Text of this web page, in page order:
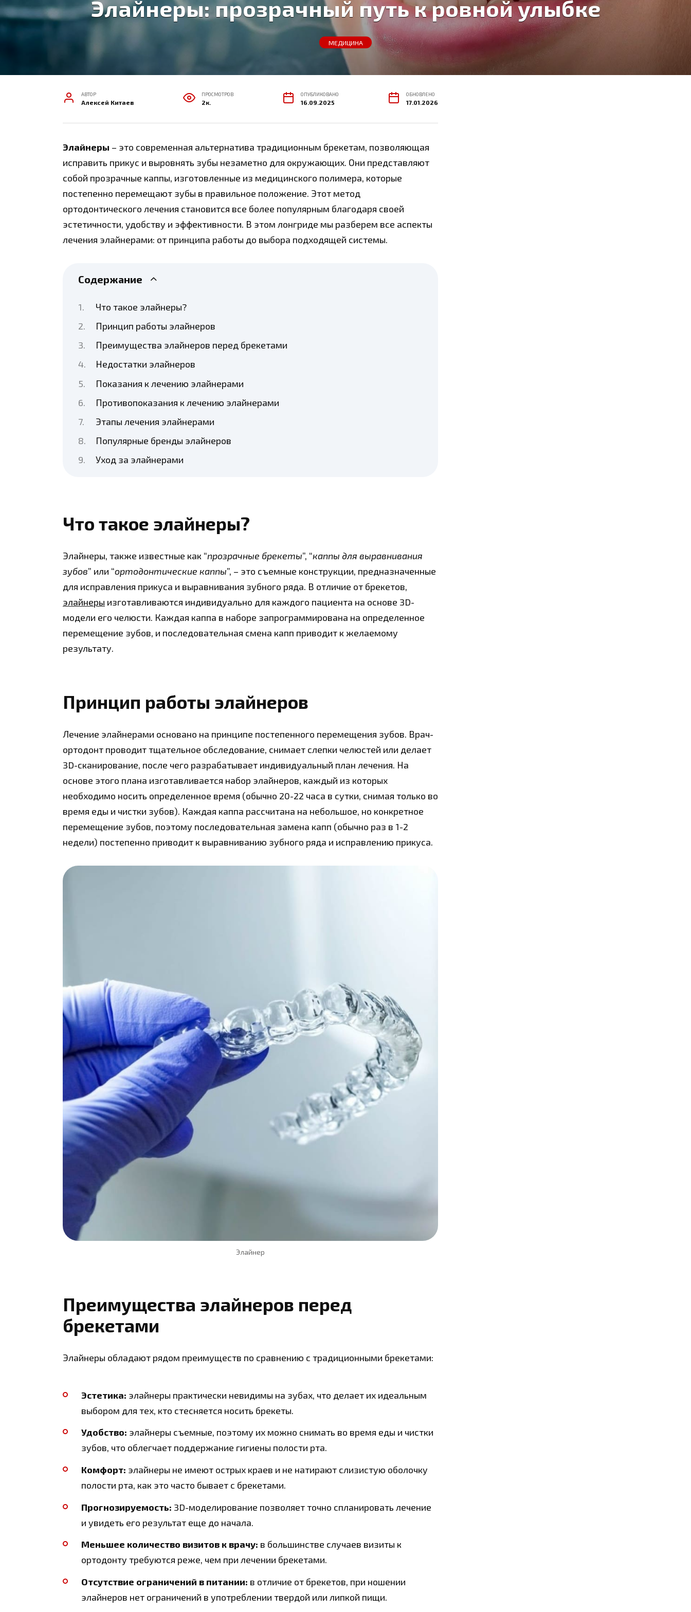
Элайнеры: прозрачный путь к ровной улыбке
МЕДИЦИНА
АВТОР
Алексей Китаев
ПРОСМОТРОВ
2к.
ОПУБЛИКОВАНО
16.09.2025
ОБНОВЛЕНО
17.01.2026
Элайнеры – это современная альтернатива традиционным брекетам, позволяющая
исправить прикус и выровнять зубы незаметно для окружающих. Они представляют
собой прозрачные каппы, изготовленные из медицинского полимера, которые
постепенно перемещают зубы в правильное положение. Этот метод
ортодонтического лечения становится все более популярным благодаря своей
эстетичности, удобству и эффективности. В этом лонгриде мы разберем все аспекты
лечения элайнерами: от принципа работы до выбора подходящей системы.
Содержание
Что такое элайнеры?
Принцип работы элайнеров
Преимущества элайнеров перед брекетами
Недостатки элайнеров
Показания к лечению элайнерами
Противопоказания к лечению элайнерами
Этапы лечения элайнерами
Популярные бренды элайнеров
Уход за элайнерами
Что такое элайнеры?
Элайнеры, также известные как “прозрачные брекеты”, “каппы для выравнивания
зубов” или “ортодонтические каппы”, – это съемные конструкции, предназначенные
для исправления прикуса и выравнивания зубного ряда. В отличие от брекетов,
элайнеры изготавливаются индивидуально для каждого пациента на основе 3D-
модели его челюсти. Каждая каппа в наборе запрограммирована на определенное
перемещение зубов, и последовательная смена капп приводит к желаемому
результату.
Принцип работы элайнеров
Лечение элайнерами основано на принципе постепенного перемещения зубов. Врач-
ортодонт проводит тщательное обследование, снимает слепки челюстей или делает
3D-сканирование, после чего разрабатывает индивидуальный план лечения. На
основе этого плана изготавливается набор элайнеров, каждый из которых
необходимо носить определенное время (обычно 20-22 часа в сутки, снимая только во
время еды и чистки зубов). Каждая каппа рассчитана на небольшое, но конкретное
перемещение зубов, поэтому последовательная замена капп (обычно раз в 1-2
недели) постепенно приводит к выравниванию зубного ряда и исправлению прикуса.
Элайнер
Преимущества элайнеров перед
брекетами
Элайнеры обладают рядом преимуществ по сравнению с традиционными брекетами:
Эстетика: элайнеры практически невидимы на зубах, что делает их идеальным
выбором для тех, кто стесняется носить брекеты.
Удобство: элайнеры съемные, поэтому их можно снимать во время еды и чистки
зубов, что облегчает поддержание гигиены полости рта.
Комфорт: элайнеры не имеют острых краев и не натирают слизистую оболочку
полости рта, как это часто бывает с брекетами.
Прогнозируемость: 3D-моделирование позволяет точно спланировать лечение
и увидеть его результат еще до начала.
Меньшее количество визитов к врачу: в большинстве случаев визиты к
ортодонту требуются реже, чем при лечении брекетами.
Отсутствие ограничений в питании: в отличие от брекетов, при ношении
элайнеров нет ограничений в употреблении твердой или липкой пищи.